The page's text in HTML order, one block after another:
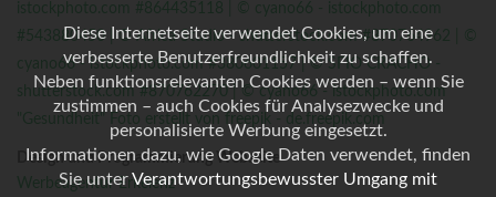
istockphoto.com #864435118 | © cyano66 - istockphoto.com
#543880450 | © Africa Studio - shutterstock.com #870764962 | ©
cyano66 - istockphoto.com #380601157 | © SFIO CRACHO -
shutterstock.com #870762270 | © cyano66 - istockphoto.com
"Gesundheit" Foto erstellt von freepik - de.freepik.com
Design und Programmierung Webseite
Werbeagentur Erkelenz
Diese Internetseite verwendet Cookies, um eine
verbesserte Benutzerfreundlichkeit zu schaffen.
Neben funktionsrelevanten Cookies werden – wenn Sie
zustimmen – auch Cookies für Analysezwecke und
personalisierte Werbung eingesetzt.
Informationen dazu, wie Google Daten verwendet, finden
Sie unterVerantwortungsbewusster Umgang mit